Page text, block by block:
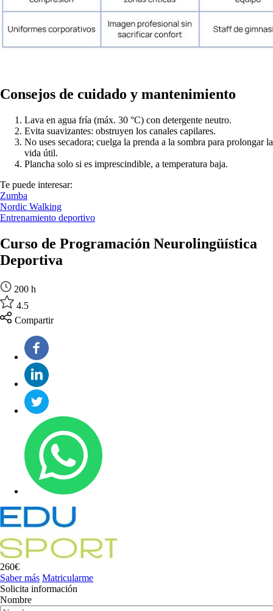
Consejos de cuidado y mantenimiento
Lava en agua fría (máx. 30 °C) con detergente neutro.
Evita suavizantes: obstruyen los canales capilares.
No uses secadora; cuelga la prenda a la sombra para prolongar la
vida útil.
Plancha solo si es imprescindible, a temperatura baja.
Te puede interesar:
Zumba
Nordic Walking
Entrenamiento deportivo
Curso de Programación Neurolingüística
Deportiva
200 h
4.5
Compartir
260€
Saber más Matricularme
Solicita información
Nombre